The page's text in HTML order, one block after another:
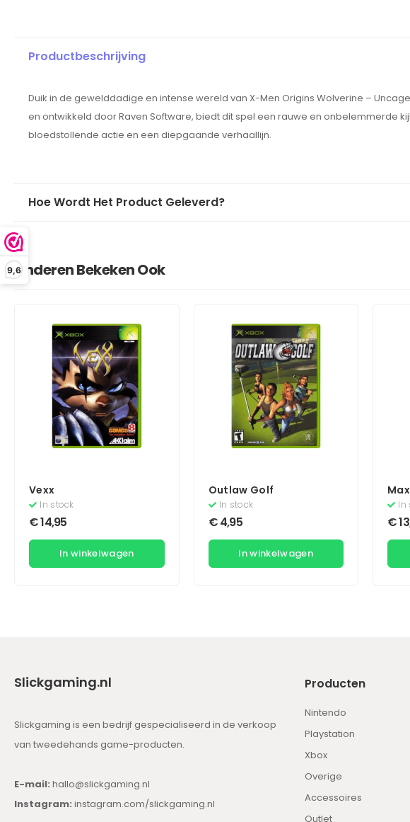
9,6
Productbeschrijving
Duik in de gewelddadige en intense wereld van X-Men Origins Wolverine –
en ontwikkeld door Raven Software, biedt dit spel een rauwe en onbelemmerde
bloedstollende actie en een diepgaande verhaallijn.
Hoe Wordt Het Product Geleverd?
Anderen Bekeken Ook
Vexx
In stock
€14,95
In winkelwagen
Outlaw Golf
In stock
€4,95
In winkelwagen
In
€
Slickgaming.nl
Slickgaming is een bedrijf gespecialiseerd in de verkoop
van tweedehands game-producten.
E-mail: hallo@slickgaming.nl
Instagram: instagram.com/slickgaming.nl
Producten
Nintendo
Playstation
Xbox
Overige
Accessoires
Outlet